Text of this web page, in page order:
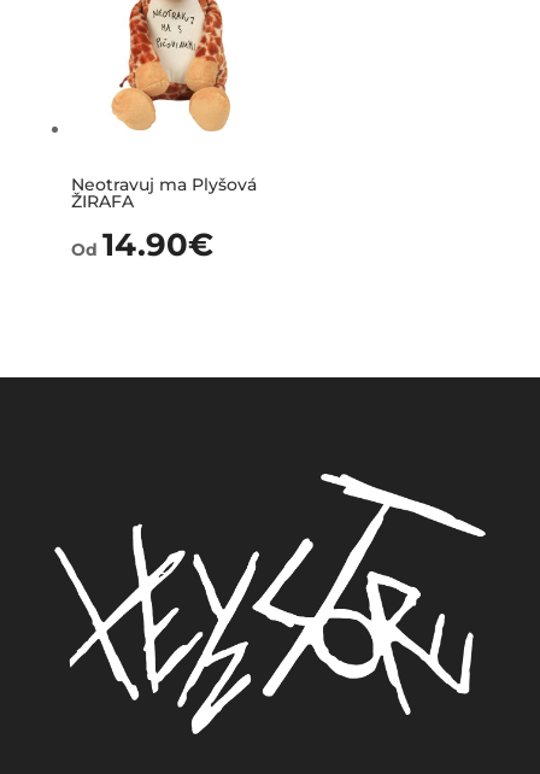
Neotravuj ma Plyšová
ŽIRAFA
Od 14.90€